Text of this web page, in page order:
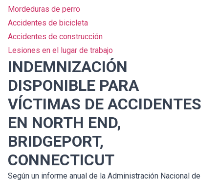
Mordeduras de perro
Accidentes de bicicleta
Accidentes de construcción
Lesiones en el lugar de trabajo
INDEMNIZACIÓN
DISPONIBLE PARA
VÍCTIMAS DE ACCIDENTES
EN NORTH END,
BRIDGEPORT,
CONNECTICUT
Según un informe anual de la Administración Nacional de